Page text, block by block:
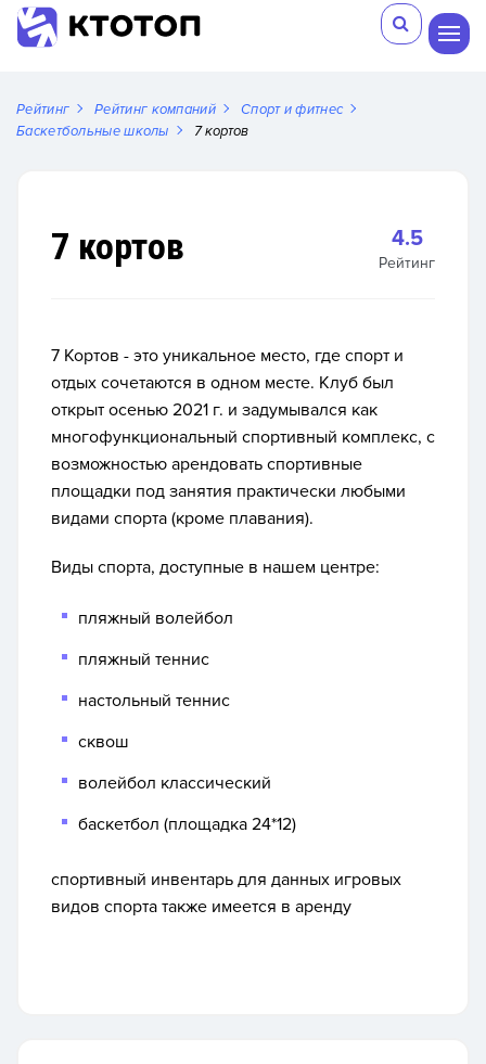
Рейтинг Рейтинг компаний
Спорт и фитнес
Баскетбольные школы
7 кортов
7 кортов 4.5
Рейтинг
7 Кортов - это уникальное место, где спорт и
отдых сочетаются в одном месте. Клуб был
открыт осенью 2021 г. и задумывался как
многофункциональный спортивный комплекс, с
возможностью арендовать спортивные
площадки под занятия практически любыми
видами спорта (кроме плавания).
Виды спорта, доступные в нашем центре:
пляжный волейбол
пляжный теннис
настольный теннис
сквош
волейбол классический
баскетбол (площадка 24*12)
спортивный инвентарь для данных игровых
видов спорта также имеется в аренду